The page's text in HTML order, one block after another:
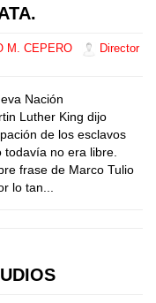
M. CEPERO
Director
Nación
Luther King dijo
de los esclavos
no era libre.
frase de Marco Tulio
lo tan...